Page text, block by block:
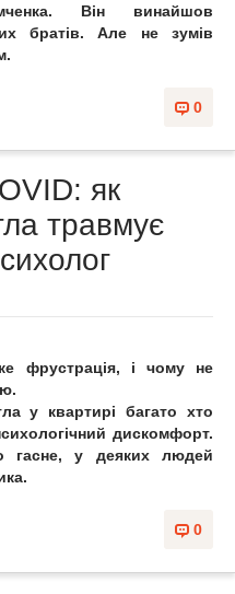
Він винайшов
братів. Але не зумів
0
як
травмує
фрустрація, і чому не
у квартирі багато хто
дискомфорт.
гасне, у деяких людей
0